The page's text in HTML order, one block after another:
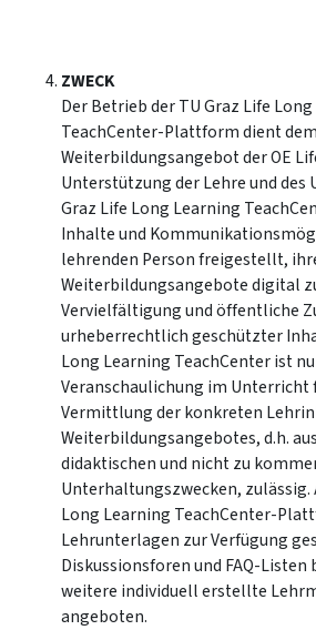
ZWECK
Der Betrieb der TU Graz Life
TeachCenter-Plattform dient dem
Weiterbildungsangebot der OE
Unterstützung der Lehre und des
Graz Life Long Learning
Inhalte und
lehrenden Person freigestellt,
Weiterbildungsangebote digital
Vervielfältigung und öffentliche
urheberrechtlich geschützter
Long Learning TeachCenter ist
Veranschaulichung im Unterricht
Vermittlung der konkreten
Weiterbildungsangebotes, d.h.
didaktischen und nicht zu
Unterhaltungszwecken, zulässig.
Long Learning TeachCenter-
Lehrunterlagen zur Verfügung
Diskussionsforen und FAQ-
weitere individuell erstellte
angeboten.